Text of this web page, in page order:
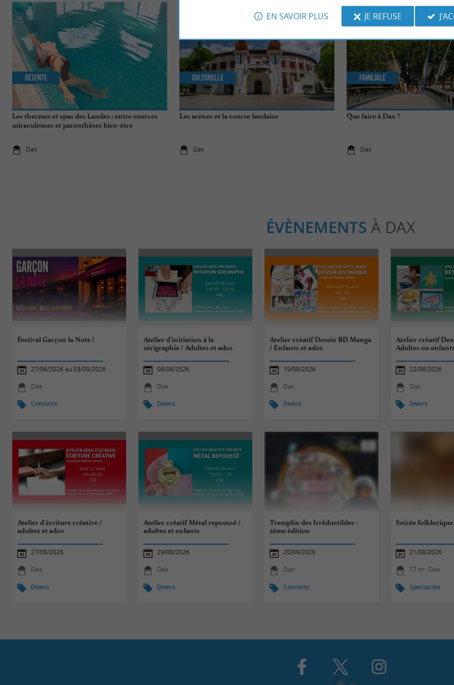
Les thermes et spas des Landes : entre sources
miraculeuses et parenthèses bien-être
Dax
Détente
Les arènes et la course landaise
Dax
Culturelle
Que faire à Dax ?
Dax
Familiale
ÉVÈNEMENTS À DAX
Festival Garçon la Note !
27/06/2026 au 03/09/2026
Dax
Concerts
Atelier d'initiation à la
sérigraphie / Adultes et ados
08/08/2026
Dax
Divers
Atelier créatif Dessin BD Manga
/ Enfants et ados
19/08/2026
Dax
Divers
Atelier créatif
Adultes ou
22/08/2026
Dax
Divers
Atelier d'écriture créative /
adultes et ados
27/08/2026
Dax
Divers
Atelier créatif Métal repoussé /
adultes et enfants
29/08/2026
Dax
Divers
Tremplin des Irréductibles -
2ème édition
20/09/2026
Dax
Concerts
Soirée folklorique
21/08/2026
77 m - Dax
Spectacles
EN SAVOIR PLUS JE REFUSE